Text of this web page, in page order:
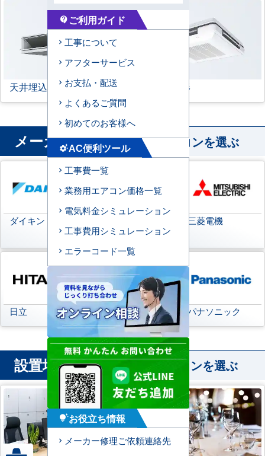
天井埋込ダクト形 天吊自在形
メーカー から業務用エアコンを選ぶ
ダイキン
(旧:東芝キヤリア)
三菱電機
日立 三菱重工 パナソニック
設置場所 から業務用エアコンを選ぶ
contact_support ご利用ガイド
工事について
アフターサービス
お支払・配送
よくあるご質問
初めてのお客様へ
settings_suggestAC便利ツール
工事費一覧
業務用エアコン価格一覧
電気料金シミュレーション
工事費用シミュレーション
エラーコード一覧
tips_and_updatesお役立ち情報
メーカー修理ご依頼連絡先